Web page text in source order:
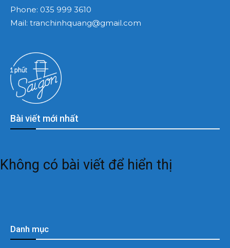
Bài viết mới nhất
Không có bài viết để hiển thị
Danh mục
Phone: 035 999 3610
Mail: tranchinhquang@gmail.com